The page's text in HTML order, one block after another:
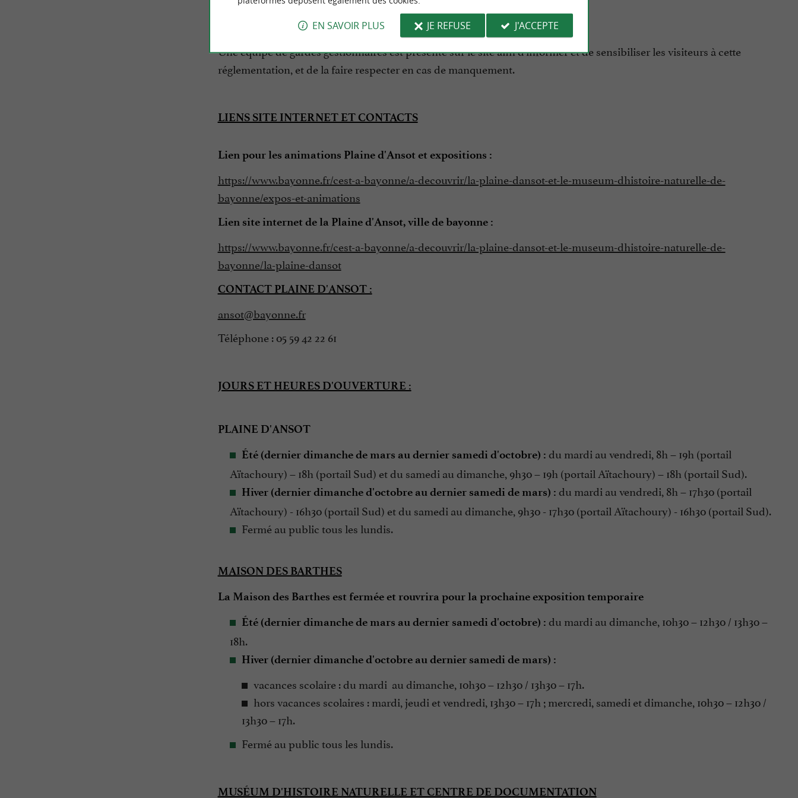
la cueillette de fleurs, de fruits ou de plantes est interdite,
les chiens doivent être tenus en laisse.
Une équipe de gardes gestionnaires est présente sur le site afin d'informer et de sensibiliser les visiteurs à cette
réglementation, et de la faire respecter en cas de manquement.
LIENS SITE INTERNET ET CONTACTS
Lien pour les animations Plaine d'Ansot et expositions :
https://www.bayonne.fr/cest-a-bayonne/a-decouvrir/la-plaine-dansot-et-le-museum-dhistoire-naturelle-de-
bayonne/expos-et-animations
Lien site internet de la Plaine d'Ansot, ville de bayonne :
https://www.bayonne.fr/cest-a-bayonne/a-decouvrir/la-plaine-dansot-et-le-museum-dhistoire-naturelle-de-
bayonne/la-plaine-dansot
CONTACT PLAINE D'ANSOT :
ansot@bayonne.fr
Téléphone : 05 59 42 22 61
JOURS ET HEURES D'OUVERTURE :
PLAINE D'ANSOT
Été (dernier dimanche de mars au dernier samedi d'octobre) : du mardi au vendredi, 8h – 19h (portail
Aïtachoury) – 18h (portail Sud) et du samedi au dimanche, 9h30 – 19h (portail Aïtachoury) – 18h (portail Sud).
Hiver (dernier dimanche d'octobre au dernier samedi de mars) : du mardi au vendredi, 8h – 17h30 (portail
Aïtachoury) - 16h30 (portail Sud) et du samedi au dimanche, 9h30 - 17h30 (portail Aïtachoury) - 16h30 (portail Sud).
Fermé au public tous les lundis.
MAISON DES BARTHES
La Maison des Barthes est fermée et rouvrira pour la prochaine exposition temporaire
Été (dernier dimanche de mars au dernier samedi d'octobre) : du mardi au dimanche, 10h30 – 12h30 / 13h30 –
18h.
Hiver (dernier dimanche d'octobre au dernier samedi de mars) :
vacances scolaire : du mardi au dimanche, 10h30 – 12h30 / 13h30 – 17h.
hors vacances scolaires : mardi, jeudi et vendredi, 13h30 – 17h ; mercredi, samedi et dimanche, 10h30 – 12h30 /
13h30 – 17h.
Fermé au public tous les lundis.
MUSÉUM D'HISTOIRE NATURELLE ET CENTRE DE DOCUMENTATION
EN SAVOIR PLUS JE REFUSE J'ACCEPTE